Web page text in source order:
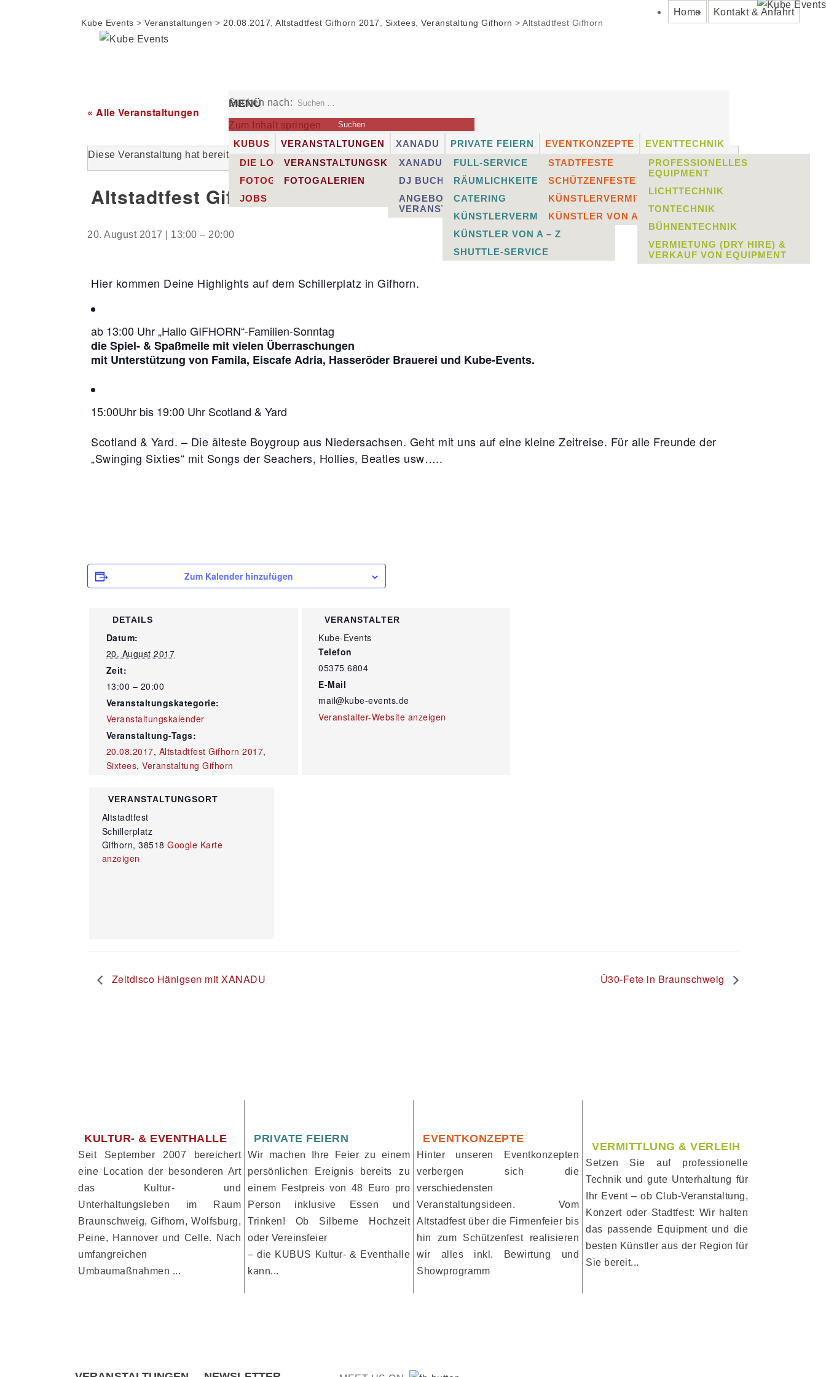
Home Kontakt & Anfahrt
MENÜ
Zum Inhalt springen
KUBUS
DIE LOCATION
FOTOGALERIEN
JOBS
VERANSTALTUNGEN
VERANSTALTUNGSKALENDER
FOTOGALERIEN
XANADU
XANADU-MUSIK-EXPRESS
DJ BUCHEN
ANGEBOT FÜR
VERANSTALTER
PRIVATE FEIERN
FULL-SERVICE
RÄUMLICHKEITEN
CATERING
KÜNSTLERVERMITTLUNG
KÜNSTLER VON A – Z
SHUTTLE-SERVICE
EVENTKONZEPTE
STADTFESTE
SCHÜTZENFESTE
KÜNSTLERVERMITTLUNG
KÜNSTLER VON A – Z
EVENTTECHNIK
PROFESSIONELLES
EQUIPMENT
LICHTTECHNIK
TONTECHNIK
BÜHNENTECHNIK
VERMIETUNG (DRY HIRE) &
VERKAUF VON EQUIPMENT
Suchen nach:
Kube Events > Veranstaltungen > 20.08.2017 Altstadtfest Gifhorn 2017 Sixtees Veranstaltung Gifhorn > Altstadtfest Gifhorn
« Alle Veranstaltungen
Diese Veranstaltung hat bereits stattgefunden.
Altstadtfest Gifhorn
20. August 2017 | 13:00 – 20:00
Hier kommen Deine Highlights auf dem Schillerplatz in Gifhorn.
ab 13:00 Uhr „Hallo GIFHORN“-Familien-Sonntag
die Spiel- & Spaßmeile mit vielen Überraschungen
mit Unterstützung von Famila, Eiscafe Adria, Hasseröder Brauerei und Kube-Events.
15:00Uhr bis 19:00 Uhr Scotland & Yard
Scotland & Yard. – Die älteste Boygroup aus Niedersachsen. Geht mit uns auf eine kleine Zeitreise. Für alle Freunde der
„Swinging Sixties“ mit Songs der Seachers, Hollies, Beatles usw…..
Zum Kalender hinzufügen
DETAILS
Datum:
20. August 2017
Zeit:
13:00 – 20:00
Veranstaltungskategorie:
Veranstaltungskalender
Veranstaltung-Tags:
20.08.2017, Altstadtfest Gifhorn 2017,
Sixtees,Veranstaltung Gifhorn
VERANSTALTER
Kube-Events
Telefon
05375 6804
E-Mail
mail@kube-events.de
Veranstalter-Website anzeigen
VERANSTALTUNGSORT
Altstadtfest
Schillerplatz
Gifhorn, 38518 Google Karte
anzeigen
Zeltdisco Hänigsen mit XANADU Ü30-Fete in Braunschweig
KULTUR- & EVENTHALLE
Seit September 2007 bereichert
eine Location der besonderen Art
das Kultur- und
Unterhaltungsleben im Raum
Braunschweig, Gifhorn, Wolfsburg,
Peine, Hannover und Celle. Nach
umfangreichen
Umbaumaßnahmen ...
PRIVATE FEIERN
Wir machen Ihre Feier zu einem
persönlichen Ereignis bereits zu
einem Festpreis von 48 Euro pro
Person inklusive Essen und
Trinken! Ob Silberne Hochzeit
oder Vereinsfeier
– die KUBUS Kultur- & Eventhalle
kann...
EVENTKONZEPTE
Hinter unseren Eventkonzepten
verbergen sich die
verschiedensten
Veranstaltungsideen. Vom
Altstadfest über die Firmenfeier bis
hin zum Schützenfest realisieren
wir alles inkl. Bewirtung und
Showprogramm
VERMITTLUNG & VERLEIH
Setzen Sie auf professionelle
Technik und gute Unterhaltung für
Ihr Event – ob Club-Veranstaltung,
Konzert oder Stadtfest: Wir halten
das passende Equipment und die
besten Künstler aus der Region für
Sie bereit...